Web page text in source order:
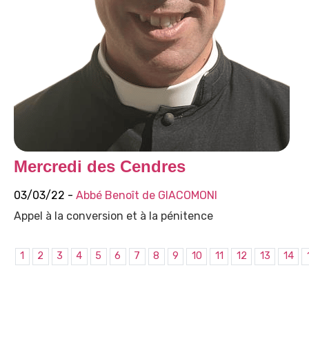
Mercredi des Cendres
03/03/22 - Abbé Benoît de GIACOMONI
Appel à la conversion et à la pénitence
1 2 3 4 5 6 7 8 9 10 11 12 13 14